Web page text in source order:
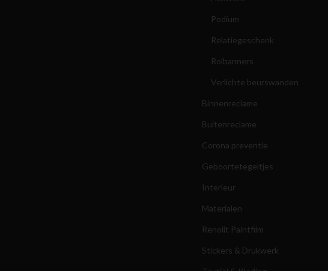
Podium
Relatiegeschenk
Rolbanners
Verlichte beurswanden
Binnenreclame
Buitenreclame
Corona preventie
Geboortetegeltjes
Interieur
Materialen
Renolit Paintfilm
Stickers & Drukwerk